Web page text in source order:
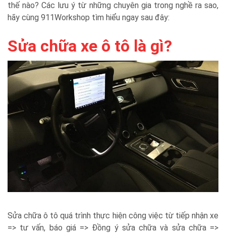
thế nào? Các lưu ý từ những chuyên gia trong nghề ra sao,
hãy cùng 911Workshop tìm hiểu ngay sau đây:
Sửa chữa xe ô tô là gì?
Sửa chữa ô tô quá trình thực hiện công việc từ tiếp nhận xe
=> tư vấn, báo giá => Đồng ý sửa chữa và sửa chữa =>